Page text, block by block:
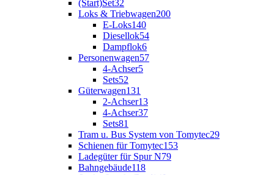
(Start)Set32
Loks & Triebwagen200
E-Loks140
Diesellok54
Dampflok6
Personenwagen57
4-Achser5
Sets52
Güterwagen131
2-Achser13
4-Achser37
Sets81
Tram u. Bus System von Tomytec29
Schienen für Tomytec153
Ladegüter für Spur N79
Bahngebäude118